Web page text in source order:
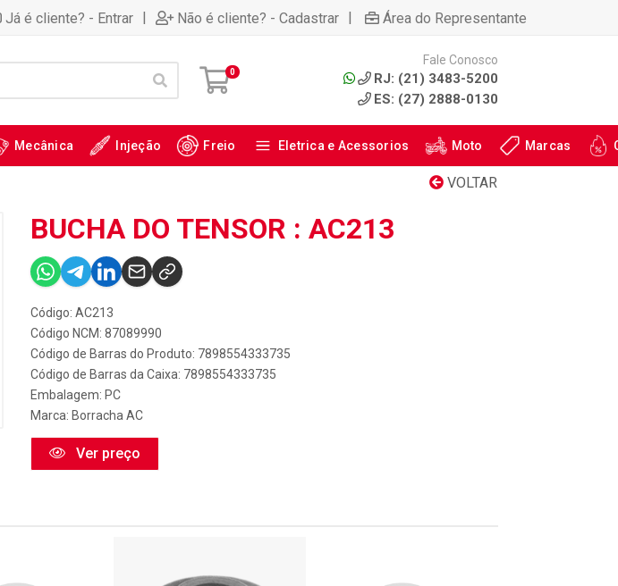
Já é cliente? - Entrar | Não é cliente? - Cadastrar | Área do Representante
0
Fale Conosco
RJ: (21) 3483-5200
ES: (27) 2888-0130
Mecânica Injeção Freio Eletrica e Acessorios Moto Marcas
VOLTAR
BUCHA DO TENSOR : AC213
Código: AC213
Código NCM: 87089990
Código de Barras do Produto: 7898554333735
Código de Barras da Caixa: 7898554333735
Embalagem: PC
Marca: Borracha AC
Ver preço